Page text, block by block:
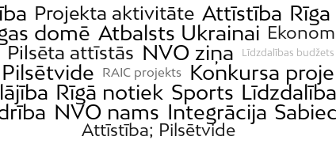
Projekta aktivitāte Attīstība Rīga
domē Atbalsts Ukrainai
Pilsēta attīstās NVO ziņa Līdzdalības budžets
Pilsētvide RAIC projekts Konkursa
Rīgā notiek Sports
NVO nams Integrācija
Attīstība; Pilsētvide